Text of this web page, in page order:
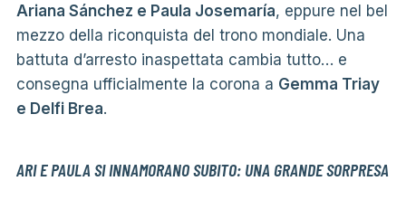
Ariana Sánchez e Paula Josemaría, eppure nel bel
mezzo della riconquista del trono mondiale. Una
battuta d’arresto inaspettata cambia tutto… e
consegna ufficialmente la corona a Gemma Triay
e Delfi Brea.
ARI E PAULA SI INNAMORANO SUBITO: UNA GRANDE SORPRESA